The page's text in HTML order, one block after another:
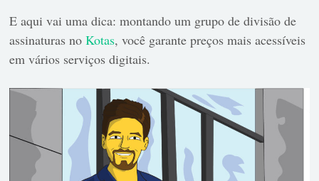
E aqui vai uma dica: montando um grupo de divisão de
assinaturas noKotas, você garante preços mais acessíveis
em vários serviços digitais.